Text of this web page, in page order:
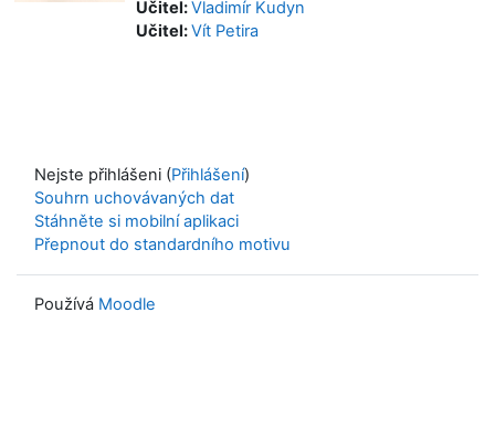
Učitel:Vladimír Kudyn
Učitel:Vít Petira
Nejste přihlášeni (Přihlášení)
Souhrn uchovávaných dat
Stáhněte si mobilní aplikaci
Přepnout do standardního motivu
Používá Moodle